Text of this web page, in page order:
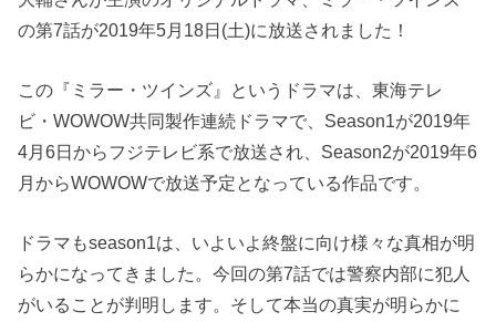
の第7話が2019年5月18日(土)に放送されました！
この『ミラー・ツインズ』というドラマは、東海テレ
ビ・WOWOW共同製作連続ドラマで、Season1が2019年
4月6日からフジテレビ系で放送され、Season2が2019年6
月からWOWOWで放送予定となっている作品です。
ドラマもseason1は、いよいよ終盤に向け様々な真相が明
らかになってきました。今回の第7話では警察内部に犯人
がいることが判明します。そして本当の真実が明らかに